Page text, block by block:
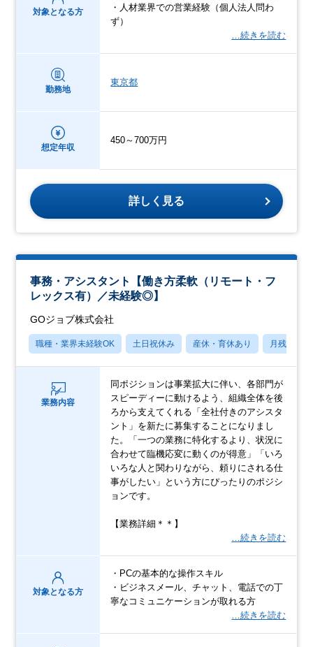
対象となる方
・人材業界での営業経験（個人法人問わ
ず）
…続きを読む
勤務地
東京都
想定年収
450～700万円
詳しく見る
事務・アシスタント【働き方柔軟（リモート・フ
レックス有）／未経験◎】
GOジョブ株式会社
職種・業界未経験OK 土日祝休み 産休・育休あり 月残業20
業務内容
同ポジションは事業拡大に伴い、各部門が
スピーディーに動けるよう、組織全体を後
ろから支えてくれる「全社付きのアシスタ
ント」を新たに募集することになりまし
た。「一つの業務に特化するより、状況に
合わせて臨機応変に動くのが得意」「いろ
いろな人と関わりながら、頼りにされる仕
事がしたい」という方にぴったりのポジシ
ョンです。
【業務詳細＊＊】
…続きを読む
対象となる方
・PCの基本的な操作スキル
・ビジネスメール、チャット、電話での丁
寧なコミュニケーションが取れる方
…続きを読む